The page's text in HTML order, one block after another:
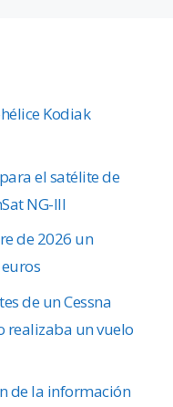
Kodiak
el satélite de
NG-III
de 2026 un
de un Cessna
realizaba un vuelo
de la información